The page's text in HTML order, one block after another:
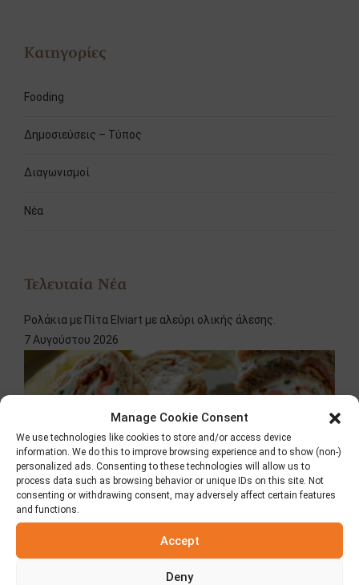
Manage Cookie Consent
We use technologies like cookies to store and/or access device
information. We do this to improve browsing experience and to show (non-)
personalized ads. Consenting to these technologies will allow us to
process data such as browsing behavior or unique IDs on this site. Not
consenting or withdrawing consent, may adversely affect certain features
and functions.
Accept
Deny
Κατηγορίες
Fooding
Δημοσιεύσεις – Τύπος
Διαγωνισμοί
Νέα
Τελευταία Νέα
Ρολάκια με Πίτα Elviart με αλεύρι ολικής άλεσης.
7 Αυγούστου 2026
8 Ιουλίου 2026